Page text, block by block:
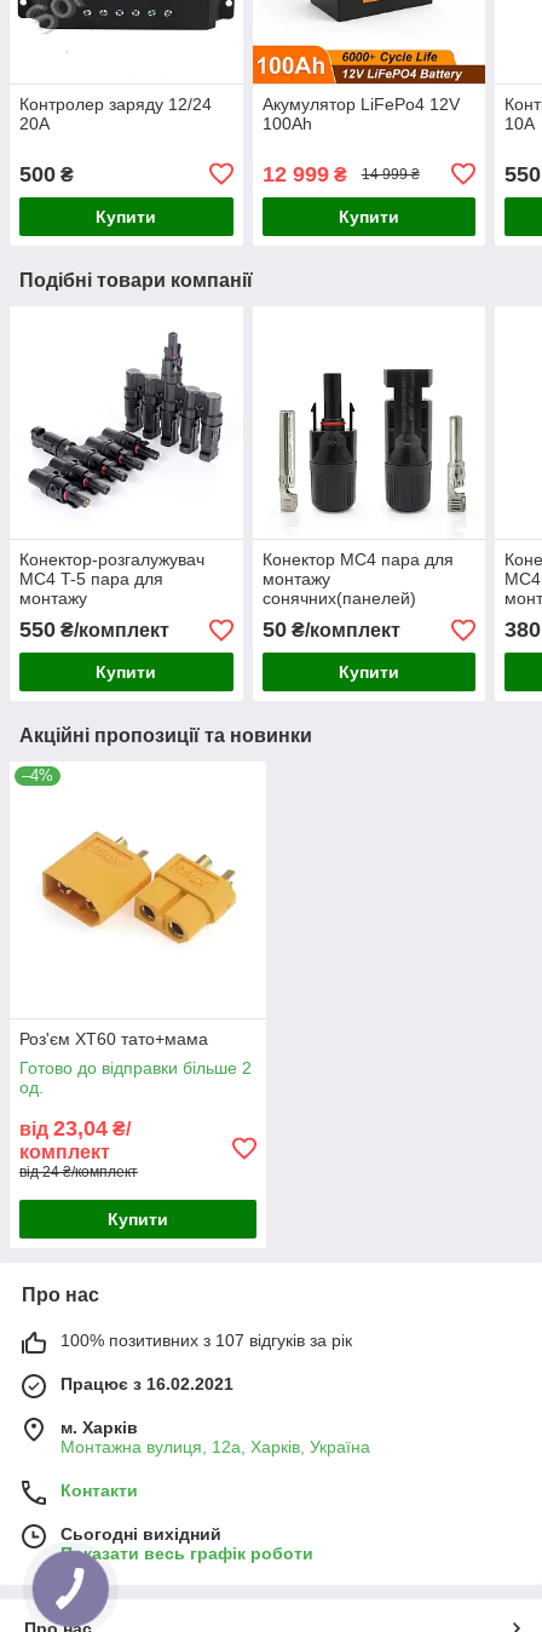
Контролер заряду 12/24
20А
500 ₴
Купити
Акумулятор LiFePo4 12V
100Ah
12 999₴ 14 999 ₴
Купити
10А
550
Подібні товари компанії
Конектор-розгалужувач
МС4 T-5 пара для
монтажу
сонячних(панелей)
систем
550 ₴/комплект
Купити
Конектор МС4 пара для
монтажу
сонячних(панелей)
систем
50₴/комплект
Купити
МС4
380
Акційні пропозиції та новинки
–4%
Роз'єм XT60 тато+мама
Готово до відправки більше 2
од.
від 23,04 ₴/
комплект
від 24 ₴/комплект
Купити
Про нас
100% позитивних з 107 відгуків за рік
Працює з 16.02.2021
м. Харків
Монтажна вулиця, 12а, Харків, Україна
Контакти
Сьогодні вихідний
Показати весь графік роботи